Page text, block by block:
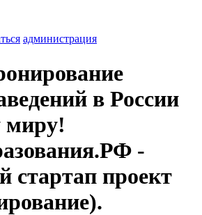
администрация
в России
миру!
-
стартап проект